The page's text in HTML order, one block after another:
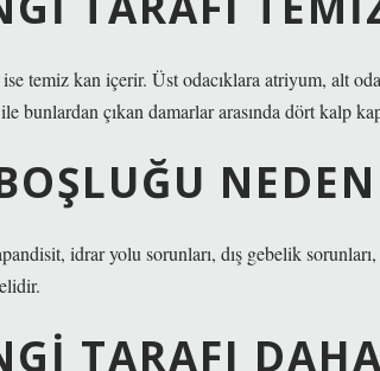
temiz kan içerir. Üst odacıklara atriyum, alt
bunlardan çıkan damarlar arasında dört kalp
idrar yolu sorunları, dış gebelik
TARAFI